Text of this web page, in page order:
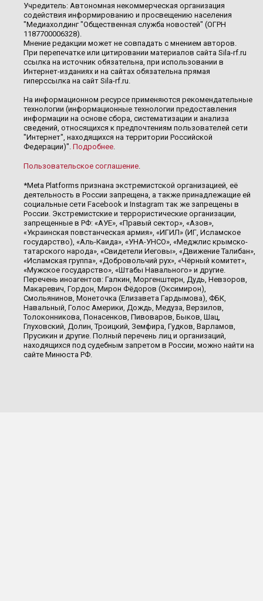
Учредитель: Автономная некоммерческая организация
содействия информированию и просвещению населения
"Медиахолдинг "Общественная служба новостей" (ОГРН
1187700006328).
Мнение редакции может не совпадать с мнением авторов.
При перепечатке или цитировании материалов сайта Sila-rf.ru
ссылка на источник обязательна, при использовании в
Интернет-изданиях и на сайтах обязательна прямая
гиперссылка на сайт Sila-rf.ru.
На информационном ресурсе применяются рекомендательные
технологии (информационные технологии предоставления
информации на основе сбора, систематизации и анализа
сведений, относящихся к предпочтениям пользователей сети
"Интернет", находящихся на территории Российской
Федерации)". Подробнее.
Пользовательское соглашение.
*Meta Platforms признана экстремистской организацией, её
деятельность в России запрещена, а также принадлежащие ей
социальные сети Facebook и Instagram так же запрещены в
России. Экстремистские и террористические организации,
запрещенные в РФ: «АУЕ», «Правый сектор», «Азов»,
«Украинская повстанческая армия», «ИГИЛ» (ИГ, Исламское
государство), «Аль-Каида», «УНА-УНСО», «Меджлис крымско-
татарского народа», «Свидетели Иеговы», «Движение Талибан»,
«Исламская группа», «Добровольчий рух», «Чёрный комитет»,
«Мужское государство», «Штабы Навального» и другие.
Перечень иноагентов: Галкин, Моргенштерн, Дудь, Невзоров,
Макаревич, Гордон, Мирон Фёдоров (Оксимирон),
Смольянинов, Монеточка (Елизавета Гардымова), ФБК,
Навальный, Голос Америки, Дождь, Медуза, Верзилов,
Толоконникова, Понасенков, Пивоваров, Быков, Шац,
Глуховский, Долин, Троицкий, Земфира, Гудков, Варламов,
Прусикин и другие. Полный перечень лиц и организаций,
находящихся под судебным запретом в России, можно найти на
сайте Минюста РФ.